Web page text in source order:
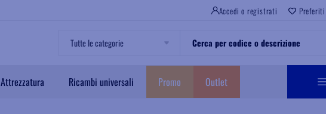
Accedi o registrati Preferiti
Attrezzatura Ricambi universali Promo Outlet